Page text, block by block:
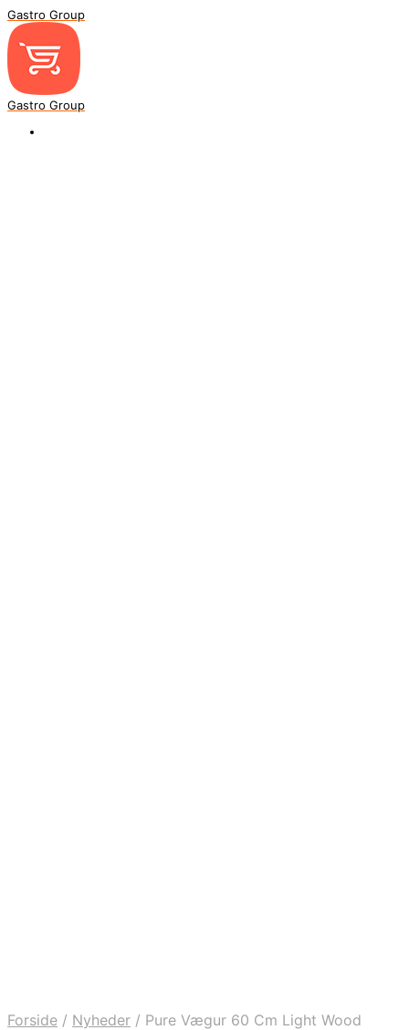
Gastro Group
Gastro Group
Forside / Nyheder / Pure Vægur 60 Cm Light Wood